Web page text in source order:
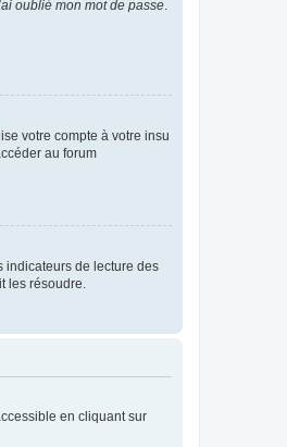
oublié mon mot de passe
votre compte à votre insu
au forum
indicateurs de lecture des
les résoudre.
en cliquant sur